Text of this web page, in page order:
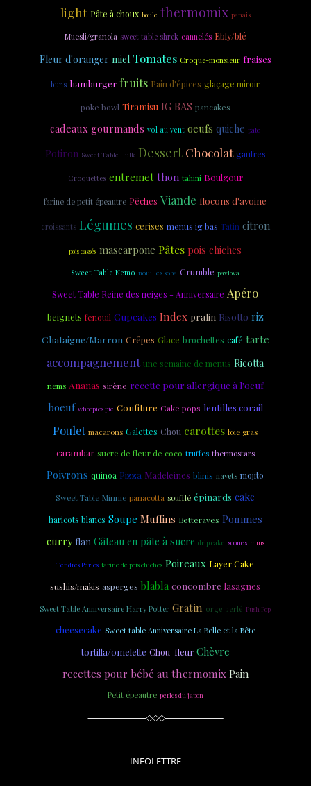
light Pâte à choux boule thermomix panais
Muesli/granola sweet table shrek cannelés Ebly/blé
Fleur d'oranger miel Tomates Croque-monsieur fraises
buns hamburger fruits Pain d'épices glaçage miroir
poke bowl Tiramisu IG BAS pancakes
cadeaux gourmands vol au vent oeufs quiche pâte
Potiron Sweet Table Hulk Dessert Chocolat gaufres
Croquettes entremet thon tahini Boulgour
farine de petit épeautre Pêches Viande flocons d'avoine
croissants Légumes cerises menus ig bas Tatin citron
pois cassés mascarpone Pâtes pois chiches
Sweet Table Nemo nouilles soba Crumble pavlova
Sweet Table Reine des neiges - Anniversaire Apéro
beignets fenouil Cupcakes Index pralin Risotto riz
Chataigne/Marron Crêpes Glace brochettes café tarte
accompagnement une semaine de menus Ricotta
nems Ananas sirène recette pour allergique à l'oeuf
boeuf whoopies pie Confiture Cake pops lentilles corail
Poulet macarons Galettes Chou carottes foie gras
carambar sucre de fleur de coco truffes thermostars
Poivrons quinoa Pizza Madeleines blinis navets mojito
Sweet Table Minnie panacotta soufflé épinards cake
haricots blancs Soupe Muffins Betteraves Pommes
curry flan Gâteau en pâte à sucre drip cake scones mms
Tendres Perles farine de pois chiches Poireaux Layer Cake
sushis/makis asperges blabla concombre lasagnes
Sweet Table Anniversaire Harry Potter Gratin orge perlé Push Pop
cheesecake Sweet table Anniversaire La Belle et la Bête
tortilla/omelette Chou-fleur Chèvre
recettes pour bébé au thermomix Pain
Petit épeautre perles du japon
INFOLETTRE